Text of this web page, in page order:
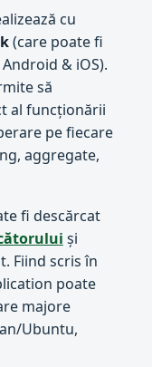
cu
(care poate fi
& iOS).
să
al funcționării
pe fiecare
aggregate,
fi descărcat
și
Fiind scris în
poate
majore
Ubuntu,